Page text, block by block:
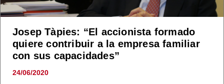
Josep Tàpies: “El accionista formado
quiere contribuir a la empresa familiar
con sus capacidades”
24/06/2020